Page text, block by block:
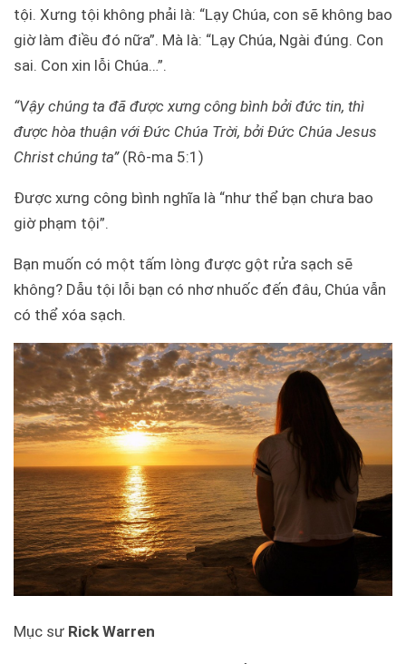
tội. Xưng tội không phải là: “Lạy Chúa, con sẽ không bao
giờ làm điều đó nữa”. Mà là: “Lạy Chúa, Ngài đúng. Con
sai. Con xin lỗi Chúa…”.
“Vậy chúng ta đã được xưng công bình bởi đức tin, thì
được hòa thuận với Đức Chúa Trời, bởi Đức Chúa Jesus
Christ chúng ta”(Rô-ma 5:1)
Được xưng công bình nghĩa là “như thể bạn chưa bao
giờ phạm tội”.
Bạn muốn có một tấm lòng được gột rửa sạch sẽ
không? Dẫu tội lỗi bạn có nhơ nhuốc đến đâu, Chúa vẫn
có thể xóa sạch.
Mục sư Rick Warren